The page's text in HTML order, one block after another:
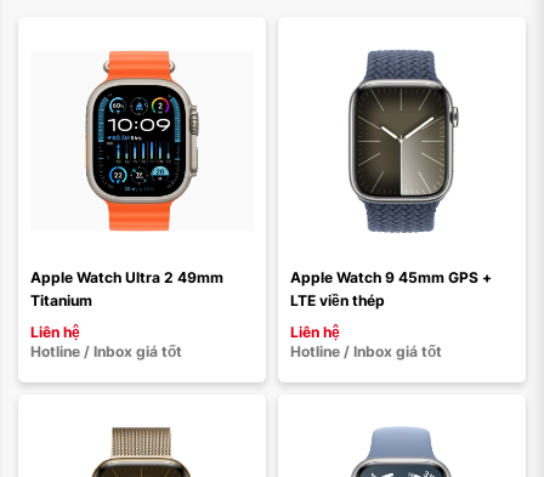
Apple Watch Ultra 2 49mm
Titanium
Liên hệ
Hotline / Inbox giá tốt
Apple Watch 9 45mm GPS +
LTE viền thép
Liên hệ
Hotline / Inbox giá tốt
Màu sắc:
Loại dây:
Dây daDây thép
Màu sắc:
Loại dây:
Dây daDây vải